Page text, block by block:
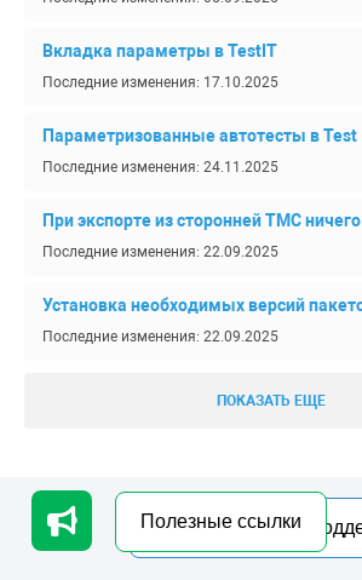
Вкладка параметры в TestIT
Последние изменения: 17.10.2025
Параметризованные автотесты в Test
Последние изменения: 24.11.2025
При экспорте из сторонней ТМС
Последние изменения: 22.09.2025
Установка необходимых версий
Последние изменения: 22.09.2025
ПОКАЗАТЬ ЕЩЕ
Обработка персональных
© 2026 Центр помощи
Обращение в
Полезные ссылки